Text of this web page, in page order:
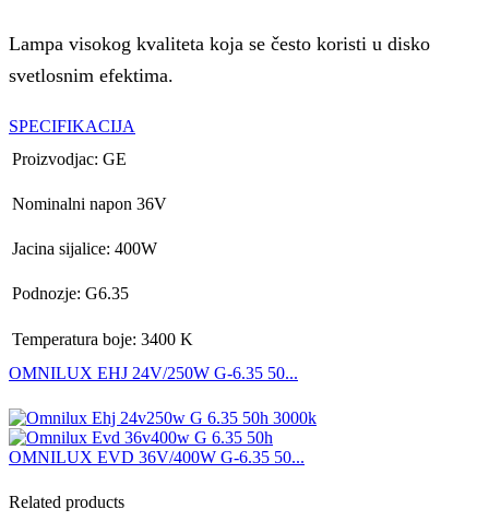
Lampa visokog kvaliteta koja se često koristi u disko
svetlosnim efektima.
SPECIFIKACIJA
Proizvodjac: GE
Nominalni napon 36V
Jacina sijalice: 400W
Podnozje: G6.35
Temperatura boje: 3400 K
OMNILUX EHJ 24V/250W G-6.35 50...
OMNILUX EVD 36V/400W G-6.35 50...
Related products